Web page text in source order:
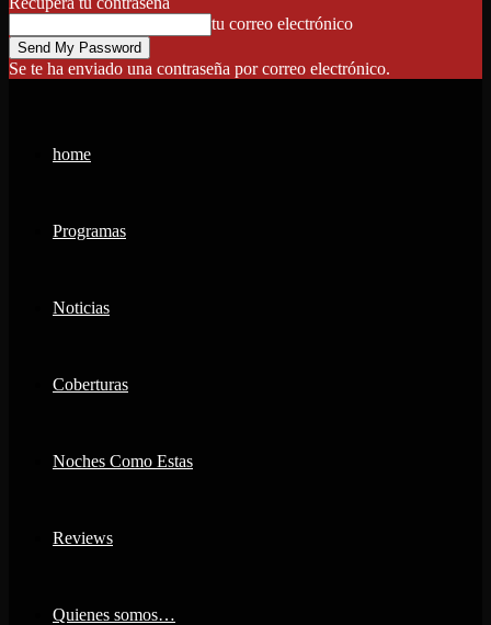
tu correo electrónico
Se te ha enviado una contraseña por correo electrónico.
home
Programas
Noticias
Coberturas
Noches Como Estas
Reviews
Quienes somos…